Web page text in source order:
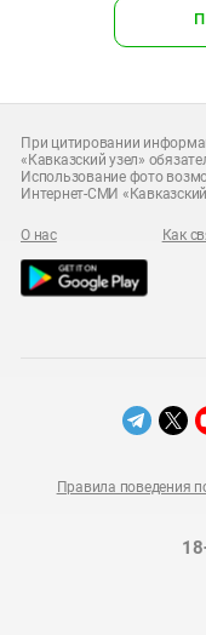
При цитировании
«Кавказский узел»
Использование фото
Интернет-СМИ
О нас Как
Правила поведения